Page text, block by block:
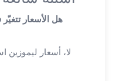
هل الأسعار
لا، أسعار ليموزين